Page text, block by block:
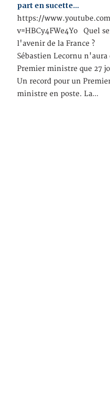
part en sucette…
https://
v=HBCy4FWe4Yo Quel
l'avenir de la France ?
Sébastien Lecornu n'aura
Premier ministre que 27
Un record pour un
ministre en poste. La…